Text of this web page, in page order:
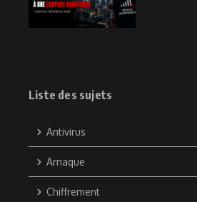
Liste des sujets
Antivirus
Arnaque
Chiffrement